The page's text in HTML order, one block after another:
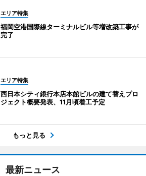
エリア特集
福岡空港国際線ターミナルビル等増改築工事が
完了
エリア特集
西日本シティ銀行本店本館ビルの建て替えプロ
ジェクト概要発表、11月頃着工予定
もっと見る
最新ニュース